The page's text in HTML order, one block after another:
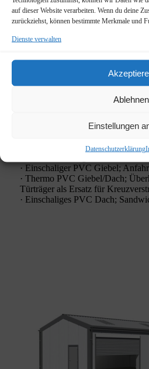
auf dieser Website verarbeiten. Wenn du deine
zurückziehst, können bestimmte Merkmale und
Dienste verwalten
Ablehnen
Einstellungen
Datenschutzerklärung
· Einschaliger PVC Giebel;
· Thermo PVC Giebel/Dach;
Türträger als Ersatz für
· Einschaliges PVC Dach;